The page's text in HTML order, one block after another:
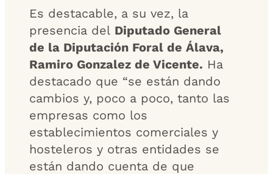
Es destacable, a su vez, la
presencia del Diputado General
de la Diputación Foral de Álava,
Ramiro Gonzalez de Vicente. Ha
destacado que “se están dando
cambios y, poco a poco, tanto las
empresas como los
establecimientos comerciales y
hosteleros y otras entidades se
están dando cuenta de que